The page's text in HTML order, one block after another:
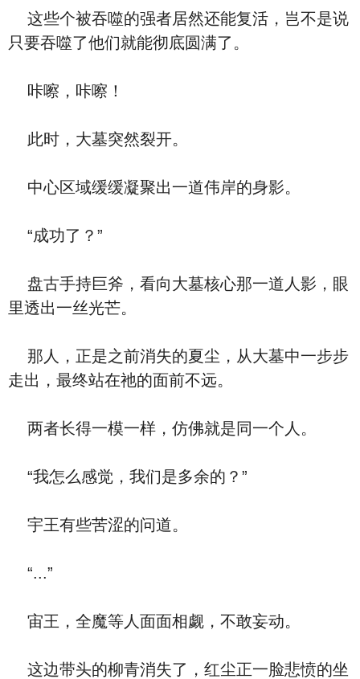
这些个被吞噬的强者居然还能复活，岂不是说
只要吞噬了他们就能彻底圆满了。
咔嚓，咔嚓！
此时，大墓突然裂开。
中心区域缓缓凝聚出一道伟岸的身影。
“成功了？”
盘古手持巨斧，看向大墓核心那一道人影，眼
里透出一丝光芒。
那人，正是之前消失的夏尘，从大墓中一步步
走出，最终站在祂的面前不远。
两者长得一模一样，仿佛就是同一个人。
“我怎么感觉，我们是多余的？”
宇王有些苦涩的问道。
“...”
宙王，全魔等人面面相觑，不敢妄动。
这边带头的柳青消失了，红尘正一脸悲愤的坐